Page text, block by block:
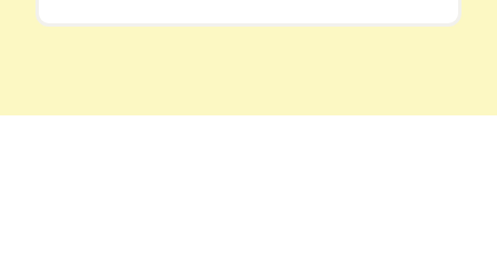
psykologisk trygghet kan føre til helt